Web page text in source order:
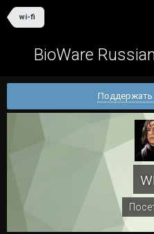
wi-fi
BioWare
Поддержать